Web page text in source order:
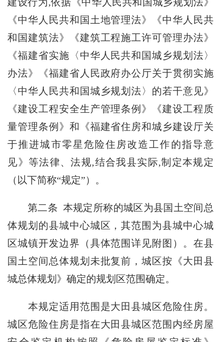
《中华人民共和国土地管理法》《中华人民共
和国建筑法》《建筑工程施工许可管理办法》
《福建省实施〈中华人民共和国城乡规划法〉
办法》《福建省人民政府办公厅关于贯彻实施
〈中华人民共和国城乡规划法〉的若干意见》
《建设工程安全生产管理条例》《建设工程质
量管理条例》和《福建省住房和城乡建设厅关
于推进城市零星危险住房改造工作的指导意
见》等法律、法规,结合我县实际,制定本规定
（以下简称“规定”）。
第二条 本规定所称的城区为县国土空间总
体规划的县城中心城区，其范围为县城中心城
区城镇开发边界（具体范围详见附图）。在县
国土空间总体规划未批复前，城区按《大田县
城总体规划》确定的规划区范围确定。
本规定适用范围是大田县城区危险住房。
城区危险住房是指在大田县城区范围内经房屋